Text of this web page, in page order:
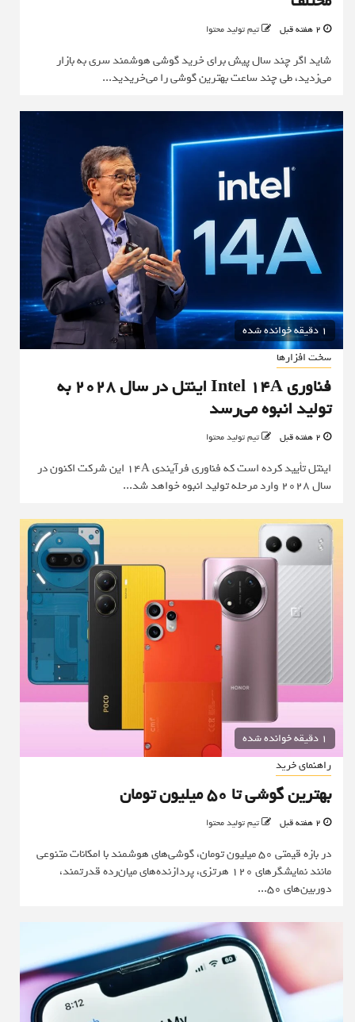
تیم تولید محتوا
شاید اگر چند سال پیش برای خرید گوشی هوشمند سری به بازار
می‌زدید، طی چند ساعت بهترین گوشی را می‌خریدید...
1 دقیقه خوانده شده
سخت افزارها
فناوری Intel 14A اینتل در سال ۲۰۲۸ به
تولید انبوه می‌رسد
تیم تولید محتوا
اینتل تأیید کرده است که فناوری فرآیندی 14A این شرکت اکنون در
سال ۲۰۲۸ وارد مرحله تولید انبوه خواهد شد...
1 دقیقه خوانده شده
راهنمای خرید
بهترین گوشی تا 50 میلیون تومان
تیم تولید محتوا
در بازه قیمتی ۵۰ میلیون تومان، گوشی‌های هوشمند با امکانات متنوعی
مانند نمایشگرهای ۱۲۰ هرتزی، پردازنده‌های میان‌رده قدرتمند،
دوربین‌های ۵۰...